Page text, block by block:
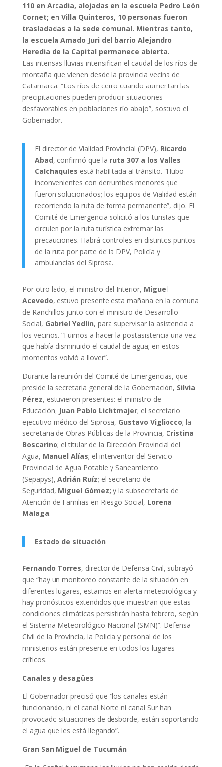
110 en Arcadia, alojadas en la escuela Pedro León
Cornet; en Villa Quinteros, 10 personas fueron
trasladadas a la sede comunal. Mientras tanto,
la escuela Amado Juri del barrio Alejandro
Heredia de la Capital permanece abierta.
Las intensas lluvias intensifican el caudal de los ríos de
montaña que vienen desde la provincia vecina de
Catamarca: “Los ríos de cerro cuando aumentan las
precipitaciones pueden producir situaciones
desfavorables en poblaciones río abajo”, sostuvo el
Gobernador.
El director de Vialidad Provincial (DPV), Ricardo
Abad, confirmó que la ruta 307 a los Valles
Calchaquíes está habilitada al tránsito. “Hubo
inconvenientes con derrumbes menores que
fueron solucionados; los equipos de Vialidad están
recorriendo la ruta de forma permanente”, dijo. El
Comité de Emergencia solicitó a los turistas que
circulen por la ruta turística extremar las
precauciones. Habrá controles en distintos puntos
de la ruta por parte de la DPV, Policía y
ambulancias del Siprosa.
Por otro lado, el ministro del Interior, Miguel
Acevedo, estuvo presente esta mañana en la comuna
de Ranchillos junto con el ministro de Desarrollo
Social, Gabriel Yedlin, para supervisar la asistencia a
los vecinos. “Fuimos a hacer la postasistencia una vez
que había disminuido el caudal de agua; en estos
momentos volvió a llover”.
Durante la reunión del Comité de Emergencias, que
preside la secretaria general de la Gobernación, Silvia
Pérez, estuvieron presentes: el ministro de
Educación, Juan Pablo Lichtmajer; el secretario
ejecutivo médico del Siprosa, Gustavo Vigliocco; la
secretaria de Obras Públicas de la Provincia, Cristina
Boscarino; el titular de la Dirección Provincial del
Agua, Manuel Alías; el interventor del Servicio
Provincial de Agua Potable y Saneamiento
(Sepapys), Adrián Ruíz; el secretario de
Seguridad, Miguel Gómez; y la subsecretaria de
Atención de Familias en Riesgo Social, Lorena
Málaga.
Estado de situación
Fernando Torres, director de Defensa Civil, subrayó
que “hay un monitoreo constante de la situación en
diferentes lugares, estamos en alerta meteorológica y
hay pronósticos extendidos que muestran que estas
condiciones climáticas persistirán hasta febrero, según
el Sistema Meteorológico Nacional (SMN)”. Defensa
Civil de la Provincia, la Policía y personal de los
ministerios están presente en todos los lugares
críticos.
Canales y desagües
El Gobernador precisó que “los canales están
funcionando, ni el canal Norte ni canal Sur han
provocado situaciones de desborde, están soportando
el agua que les está llegando”.
Gran San Miguel de Tucumán